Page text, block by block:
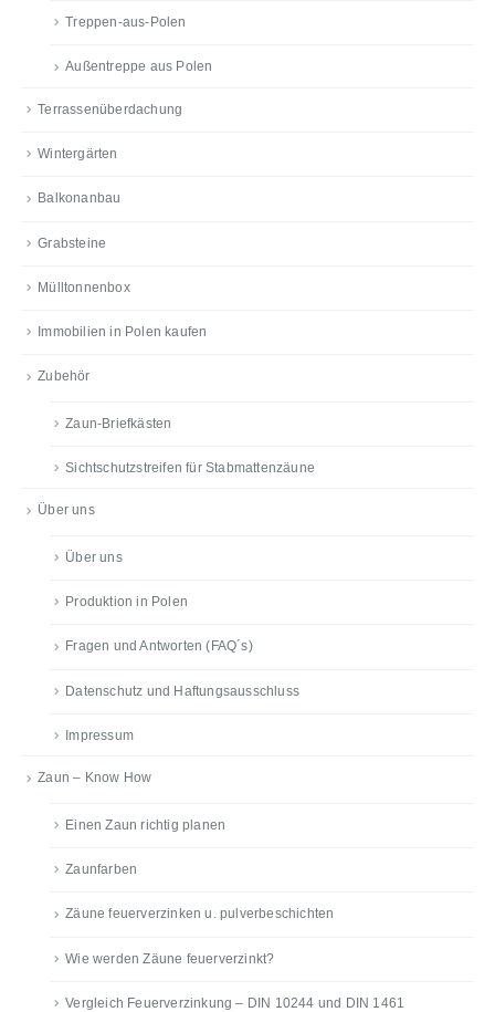
Treppen-aus-Polen
Außentreppe aus Polen
Terrassenüberdachung
Wintergärten
Balkonanbau
Grabsteine
Mülltonnenbox
Immobilien in Polen kaufen
Zubehör
Zaun-Briefkästen
Sichtschutzstreifen für Stabmattenzäune
Über uns
Über uns
Produktion in Polen
Fragen und Antworten (FAQ´s)
Datenschutz und Haftungsausschluss
Impressum
Zaun – Know How
Einen Zaun richtig planen
Zaunfarben
Zäune feuerverzinken u. pulverbeschichten
Wie werden Zäune feuerverzinkt?
Vergleich Feuerverzinkung – DIN 10244 und DIN 1461